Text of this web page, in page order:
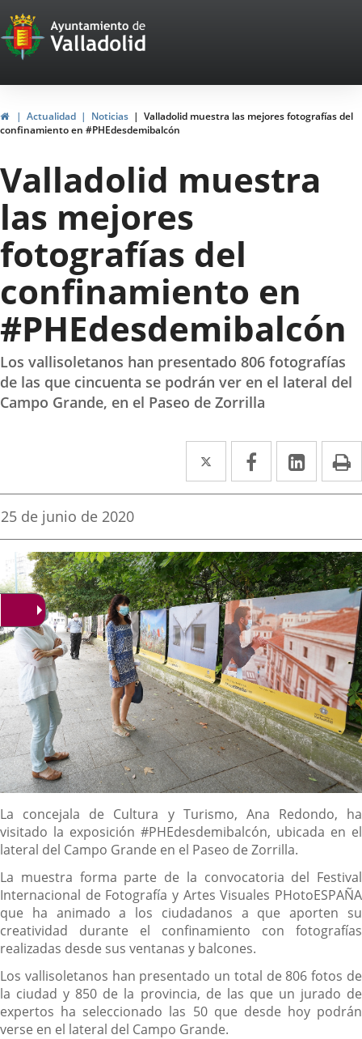
Portal
Web
del
Ayuntamiento
de
Valladolid
HomeActualidad Noticias
Valladolid muestra las mejores fotografías del
confinamiento en #PHEdesdemibalcón
Valladolid muestra
las mejores
fotografías del
confinamiento en
#PHEdesdemibalcón
Los vallisoletanos han presentado 806 fotografías
de las que cincuenta se podrán ver en el lateral del
Campo Grande, en el Paseo de Zorrilla
Twitter
Enlace
a
aplicación
externa.
Facebook
Enlace
a
aplicación
externa.
Enlace
a
Fecha
la
noticia
25 de junio de 2020
Descripción
La concejala de Cultura y Turismo, Ana Redondo, ha
visitado la exposición #PHEdesdemibalcón, ubicada en el
lateral del Campo Grande en el Paseo de Zorrilla.
La muestra forma parte de la convocatoria del Festival
Internacional de Fotografía y Artes Visuales PHotoESPAÑA
que ha animado a los ciudadanos a que aporten su
creatividad durante el confinamiento con fotografías
realizadas desde sus ventanas y balcones.
Los vallisoletanos han presentado un total de 806 fotos de
la ciudad y 850 de la provincia, de las que un jurado de
expertos ha seleccionado las 50 que desde hoy podrán
verse en el lateral del Campo Grande.